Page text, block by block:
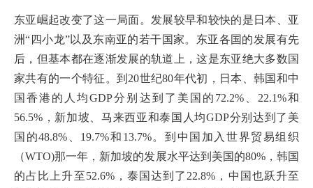
东亚崛起改变了这一局面。发展较早和较快的是日本、亚
洲“四小龙”以及东南亚的若干国家。东亚各国的发展有先
后，但基本都在逐渐发展的轨道上，这是东亚绝大多数国
家共有的一个特征。到20世纪80年代初，日本、韩国和中
国香港的人均GDP分别达到了美国的72.2%、22.1%和
56.5%，新加坡、马来西亚和泰国人均GDP分别达到了美
国的48.8%、19.7%和13.7%。到中国加入世界贸易组织
（WTO)那一年，新加坡的发展水平达到美国的80%，韩国
的占比上升至52.6%，泰国达到了22.8%，中国也跃升至